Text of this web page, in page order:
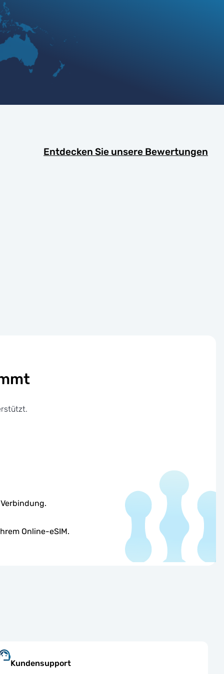
Entdecken Sie unsere Bewertungen
Online-eSIM.
Kundensupport